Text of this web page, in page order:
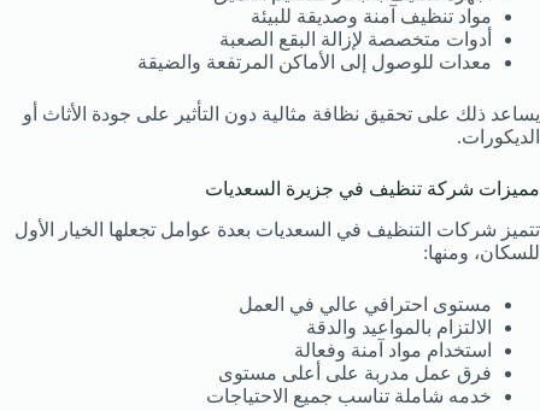
مواد تنظيف آمنة وصديقة للبيئة
أدوات متخصصة لإزالة البقع الصعبة
معدات للوصول إلى الأماكن المرتفعة والضيقة
يساعد ذلك على تحقيق نظافة مثالية دون التأثير على جودة الأثاث أو
الديكورات.
مميزات شركة تنظيف في جزيرة السعديات
تتميز شركات التنظيف في السعديات بعدة عوامل تجعلها الخيار الأول
للسكان، ومنها:
مستوى احترافي عالي في العمل
الالتزام بالمواعيد والدقة
استخدام مواد آمنة وفعالة
فرق عمل مدربة على أعلى مستوى
خدمه شاملة تناسب جميع الاحتياجات